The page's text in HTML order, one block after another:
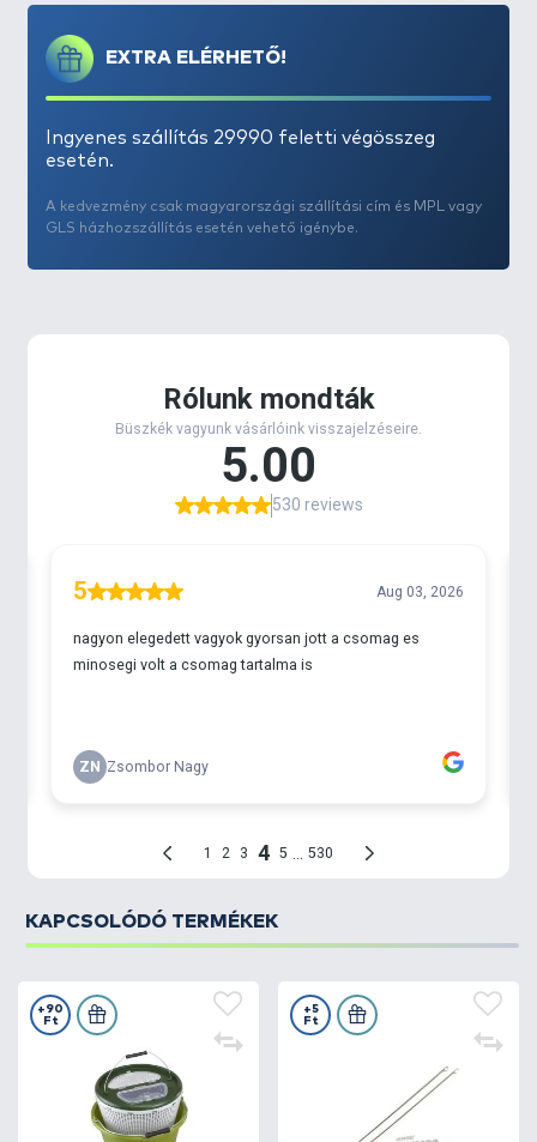
EXTRA ELÉRHETŐ!
Ingyenes szállítás 29990 feletti végösszeg
esetén.
A kedvezmény csak magyarországi szállítási cím és MPL vagy
GLS házhozszállítás esetén vehető igénybe.
KAPCSOLÓDÓ TERMÉKEK
+90
Ft
+5
Ft